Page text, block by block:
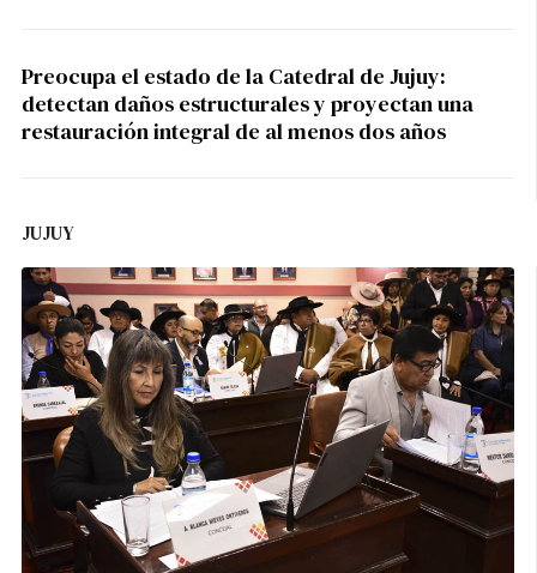
Preocupa el estado de la Catedral de Jujuy:
detectan daños estructurales y proyectan una
restauración integral de al menos dos años
JUJUY